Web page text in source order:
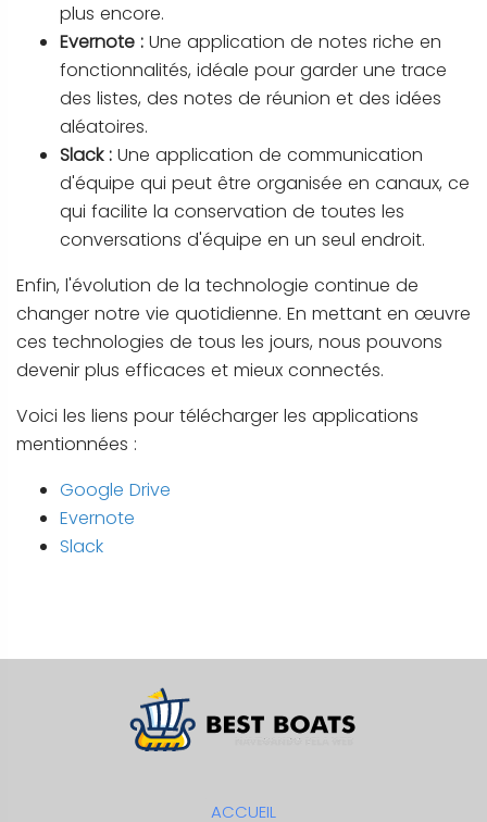
plus encore.
Evernote : Une application de notes riche en
fonctionnalités, idéale pour garder une trace
des listes, des notes de réunion et des idées
aléatoires.
Slack : Une application de communication
d'équipe qui peut être organisée en canaux, ce
qui facilite la conservation de toutes les
conversations d'équipe en un seul endroit.
Enfin, l'évolution de la technologie continue de
changer notre vie quotidienne. En mettant en œuvre
ces technologies de tous les jours, nous pouvons
devenir plus efficaces et mieux connectés.
Voici les liens pour télécharger les applications
mentionnées :
Google Drive
Evernote
Slack
ACCUEIL